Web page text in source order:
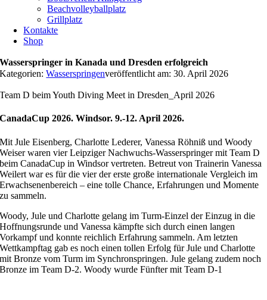
Beachvolleyballplatz
Grillplatz
Kontakte
Shop
Wasserspringer in Kanada und Dresden erfolgreich
Kategorien:Wasserspringenveröffentlicht am: 30. April 2026
Team D beim Youth Diving Meet in Dresden_April 2026
CanadaCup 2026. Windsor. 9.-12. April 2026.
Mit Jule Eisenberg, Charlotte Lederer, Vanessa Röhniß und Woody
Weiser waren vier Leipziger Nachwuchs-Wasserspringer mit Team D
beim CanadaCup in Windsor vertreten. Betreut von Trainerin Vanessa
Weilert war es für die vier der erste große internationale Vergleich im
Erwachsenenbereich – eine tolle Chance, Erfahrungen und Momente
zu sammeln.
Woody, Jule und Charlotte gelang im Turm-Einzel der Einzug in die
Hoffnungsrunde und Vanessa kämpfte sich durch einen langen
Vorkampf und konnte reichlich Erfahrung sammeln. Am letzten
Wettkampftag gab es noch einen tollen Erfolg für Jule und Charlotte
mit Bronze vom Turm im Synchronspringen. Jule gelang zudem noch
Bronze im Team D-2. Woody wurde Fünfter mit Team D-1